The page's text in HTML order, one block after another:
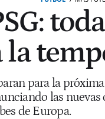
para la
las
de Europa.